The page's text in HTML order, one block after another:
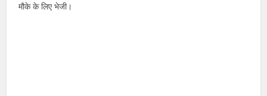
मौके के लिए भेजी।